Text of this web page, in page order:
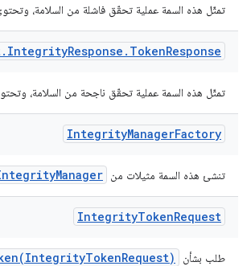
تمثّل هذه السمة عملية تحقّق فاشلة من السلامة،
. IntegrityResponse . TokenResponse
تمثّل هذه السمة عملية تحقّق ناجحة من السلامة،
IntegrityManagerFactory
تنشئ هذه السمة مثيلات من
IntegrityTokenRequest
طلب بشأن